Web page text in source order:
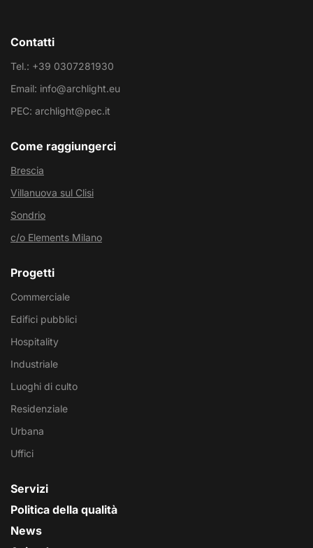
Contatti
Tel.: +39 0307281930
Email: info@archlight.eu
PEC: archlight@pec.it
Come raggiungerci
Brescia
Villanuova sul Clisi
Sondrio
c/o Elements Milano
Progetti
Commerciale
Edifici pubblici
Hospitality
Industriale
Luoghi di culto
Residenziale
Urbana
Uffici
Servizi
Politica della qualità
News